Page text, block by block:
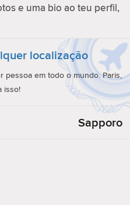
e uma bio ao teu perfil,
localização
pessoa em todo o mundo. Paris,
isso!
Sapporo